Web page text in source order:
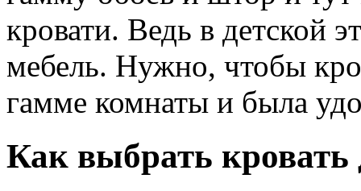
кровати. Ведь в детской
мебель. Нужно, чтобы
гамме комнаты и была
Как выбрать кровать